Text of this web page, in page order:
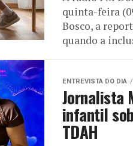
quinta-feira
Bosco, a
quando a
ENTREVISTA DO DIA
Jornalista
infantil
TDAH